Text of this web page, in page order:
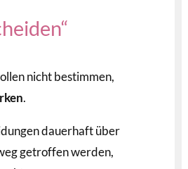
nicht bestimmen,
.
dauerhaft über
getroffen werden,